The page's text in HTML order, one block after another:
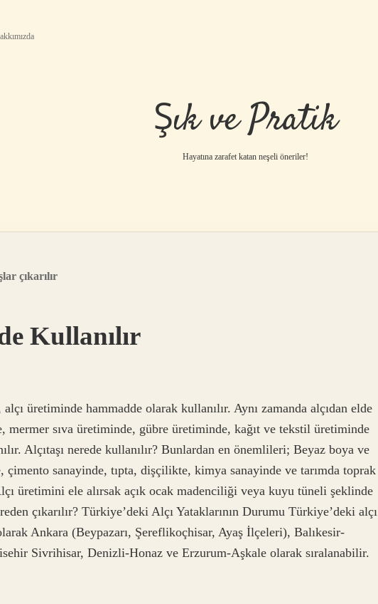
Şık ve Pratik
Hayatına zarafet katan neşeli öneriler!
çıkarılır
Kullanılır
alçı üretiminde hammadde olarak kullanılır. Aynı zamanda alçıdan elde
mermer sıva üretiminde, gübre üretiminde, kağıt ve tekstil üretiminde
Alçıtaşı nerede kullanılır? Bunlardan en önemlileri; Beyaz boya ve
sanayinde, tıpta, dişçilikte, kimya sanayinde ve tarımda toprak
üretimini ele alırsak açık ocak madenciliği veya kuyu tüneli şeklinde
çıkarılır? Türkiye’deki Alçı Yataklarının Durumu Türkiye’deki alçı
Ankara (Beypazarı, Şereflikoçhisar, Ayaş İlçeleri), Balıkesir-
Sivrihisar, Denizli-Honaz ve Erzurum-Aşkale olarak sıralanabilir.